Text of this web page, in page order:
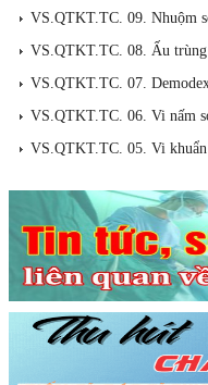
VS.QTKT.TC. 09. Nhuộm
VS.QTKT.TC. 08. Ấu
VS.QTKT.TC. 07.
VS.QTKT.TC. 06. Vi nấm
VS.QTKT.TC. 05. Vi khuẩn